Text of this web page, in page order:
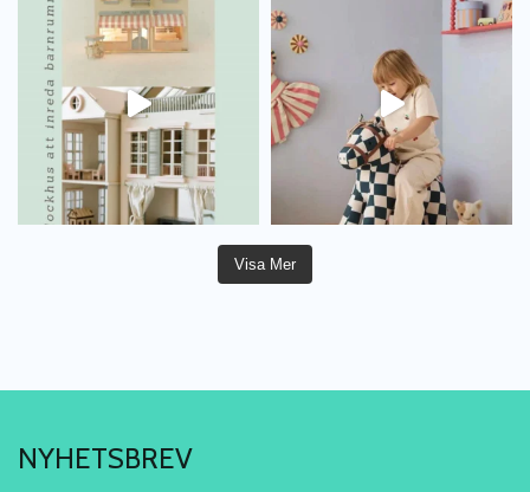
Visa Mer
NYHETSBREV